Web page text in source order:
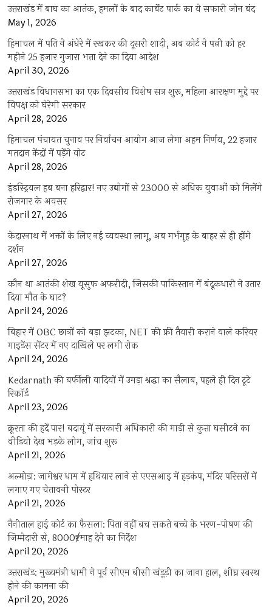
उत्तराखंड में बाघ का आतंक, हमलों के बाद कार्बेट पार्क का ये सफारी जोन बंद
May 1, 2026
हिमाचल में पति ने अंधेरे में रखकर की दूसरी शादी, अब कोर्ट ने पत्नी को हर
महीने 25 हजार गुजारा भत्ता देने का दिया आदेश
April 30, 2026
उत्तराखंड विधानसभा का एक दिवसीय विशेष सत्र शुरू, महिला आरक्षण मुद्दे पर
विपक्ष को घेरेगी सरकार
April 28, 2026
हिमाचल पंचायत चुनाव पर निर्वाचन आयोग आज लेगा अहम निर्णय, 22 हजार
मतदान केंद्रों में पड़ेंगे वोट
April 28, 2026
इंडस्ट्रियल हब बना हरिद्वार! नए उद्योगों से 23000 से अधिक युवाओं को मिलेंगे
रोजगार के अवसर
April 27, 2026
केदारनाथ में भक्तों के लिए नई व्यवस्था लागू, अब गर्भगृह के बाहर से ही होंगे
दर्शन
April 27, 2026
कौन था आतंकी शेख यूसुफ अफरीदी, जिसकी पाकिस्तान में बंदूकधारी ने उतार
दिया मौत के घाट?
April 24, 2026
बिहार में OBC छात्रों को बड़ा झटका, NET की फ्री तैयारी कराने वाले करियर
गाइडेंस सेंटर में नए दाखिले पर लगी रोक
April 24, 2026
Kedarnath की बर्फीली वादियों में उमड़ा श्रद्धा का सैलाब, पहले ही दिन टूटे
रिकॉर्ड
April 23, 2026
क्रूरता की हदें पार! बदायूं में सरकारी अधिकारी की गाड़ी से कुत्ता घसीटने का
वीडियो देख भड़के लोग, जांच शुरू
April 21, 2026
अल्मोड़ा: जागेश्वर धाम में हथियार लाने से एएसआइ में हड़कंप, मंदिर परिसरों में
लगाए गए चेतावनी पोस्टर
April 21, 2026
नैनीताल हाई कोर्ट का फैसला: पिता नहीं बच सकते बच्चे के भरण-पोषण की
जिम्मेदारी से, 8000₹/माह देने का निर्देश
April 20, 2026
उत्तराखंड: मुख्यमंत्री धामी ने पूर्व सीएम बीसी खंडूड़ी का जाना हाल, शीघ्र स्वस्थ
होने की कामना की
April 20, 2026